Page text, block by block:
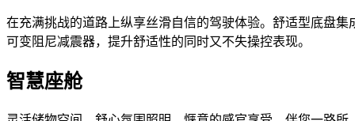
在充满挑战的道路上纵享丝滑自信的驾驶体验。​ 舒适型底盘集
可变阻尼减震器，提升舒适性的同时又不失操控表现​。
智慧座舱